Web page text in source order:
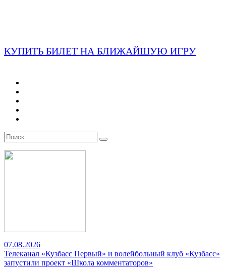
КУПИТЬ БИЛЕТ НА БЛИЖАЙШУЮ ИГРУ
07.08.2026
Телеканал «Кузбасс Первый» и волейбольный клуб «Кузбасс»
запустили проект «Школа комментаторов»